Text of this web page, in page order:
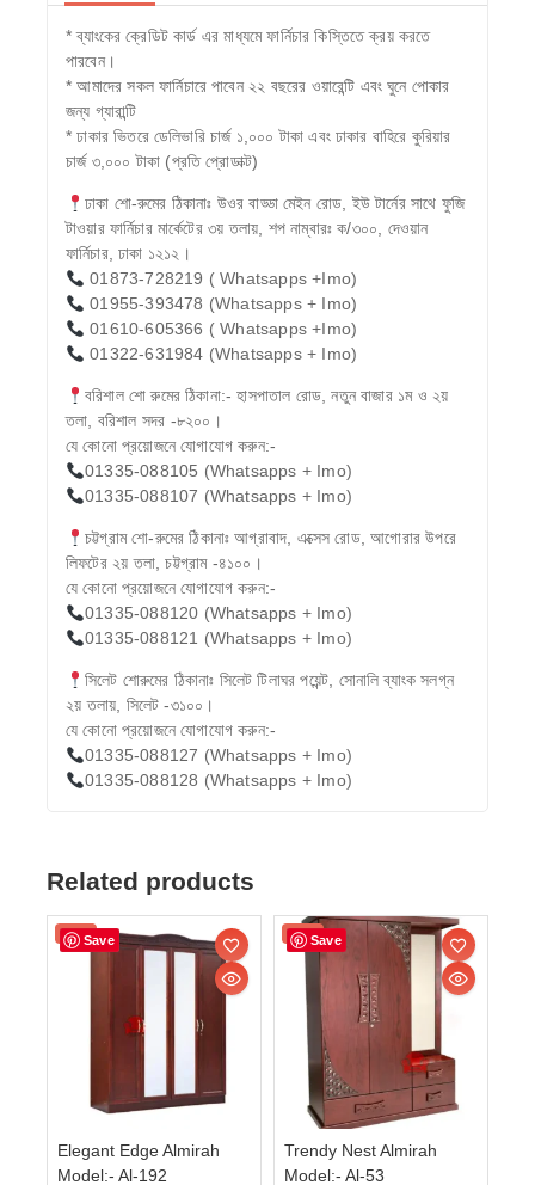
* ব্যাংকের ক্রেডিট কার্ড এর মাধ্যমে ফার্নিচার কিস্তিতে ক্রয় করতে
পারবেন।
* আমাদের সকল ফার্নিচারে পাবেন ২২ বছরের ওয়ারেন্টি এবং ঘুনে পোকার
জন্য গ্যারান্টি
* ঢাকার ভিতরে ডেলিভারি চার্জ ১,০০০ টাকা এবং ঢাকার বাহিরে কুরিয়ার
চার্জ ৩,০০০ টাকা (প্রতি প্রোডাক্ট)
ঢাকা শো-রুমের ঠিকানাঃ উওর বাড্ডা মেইন রোড, ইউ টার্নের সাথে ফুজি
টাওয়ার ফার্নিচার মার্কেটের ৩য় তলায়, শপ নাম্বারঃ ক/৩০০, দেওয়ান
ফার্নিচার, ঢাকা ১২১২।
01873-728219 ( Whatsapps +Imo)
01955-393478 (Whatsapps + Imo)
01610-605366 ( Whatsapps +Imo)
01322-631984 (Whatsapps + Imo)
বরিশাল শো রুমের ঠিকানা:- হাসপাতাল রোড, নতুন বাজার ১ম ও ২য়
তলা, বরিশাল সদর -৮২০০।
যে কোনো প্রয়োজনে যোগাযোগ করুন:-
01335-088105 (Whatsapps + Imo)
01335-088107 (Whatsapps + Imo)
চট্টগ্রাম শো-রুমের ঠিকানাঃ আগ্রাবাদ, এক্সেস রোড, আগোরার উপরে
লিফটের ২য় তলা, চট্টগ্রাম -৪১০০।
যে কোনো প্রয়োজনে যোগাযোগ করুন:-
01335-088120 (Whatsapps + Imo)
01335-088121 (Whatsapps + Imo)
সিলেট শোরুমের ঠিকানাঃ সিলেট টিলাঘর পয়েন্ট, সোনালি ব্যাংক সলগ্ন
২য় তলায়, সিলেট -৩১০০।
যে কোনো প্রয়োজনে যোগাযোগ করুন:-
01335-088127 (Whatsapps + Imo)
01335-088128 (Whatsapps + Imo)
Related products
Save
Sale!
Elegant Edge Almirah
Model:- Al-192
Save
Sale!
Trendy Nest Almirah
Model:- Al-53